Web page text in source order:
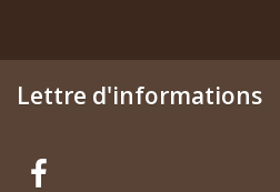
Lettre d'informations